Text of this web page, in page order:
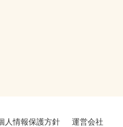
人情報保護方針 運営会社